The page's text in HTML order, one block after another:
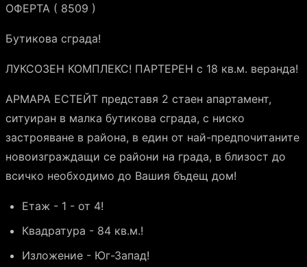
ОФЕРТА ( 8509 )
Бутикова сграда!
ЛУКСОЗЕН КОМПЛЕКС! ПАРТЕРЕН с 18 кв.м. веранда!
АРМАРА ЕСТЕЙТ представя 2 стаен апартамент,
ситуиран в малка бутикова сграда, с ниско
застрояване в района, в един от най-предпочитаните
новоизграждащи се райони на града, в близост до
всичко необходимо до Вашия бъдещ дом!
Етаж - 1 - от 4!
Квадратура - 84 кв.м.!
Изложение - Юг-Запад!